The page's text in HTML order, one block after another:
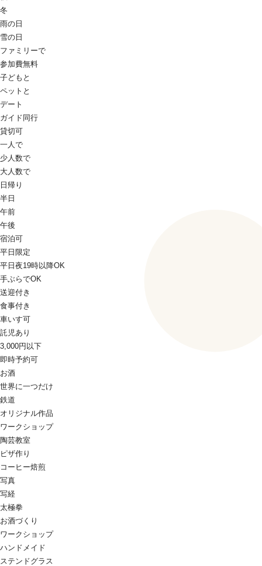
冬
雨の日
雪の日
ファミリーで
参加費無料
子どもと
ペットと
デート
ガイド同行
貸切可
一人で
少人数で
大人数で
日帰り
半日
午前
午後
宿泊可
平日限定
平日夜19時以降OK
手ぶらでOK
送迎付き
食事付き
車いす可
託児あり
3,000円以下
即時予約可
お酒
世界に一つだけ
鉄道
オリジナル作品
ワークショップ
陶芸教室
ピザ作り
コーヒー焙煎
写真
写経
太極拳
お酒づくり
ワークショップ
ハンドメイド
ステンドグラス